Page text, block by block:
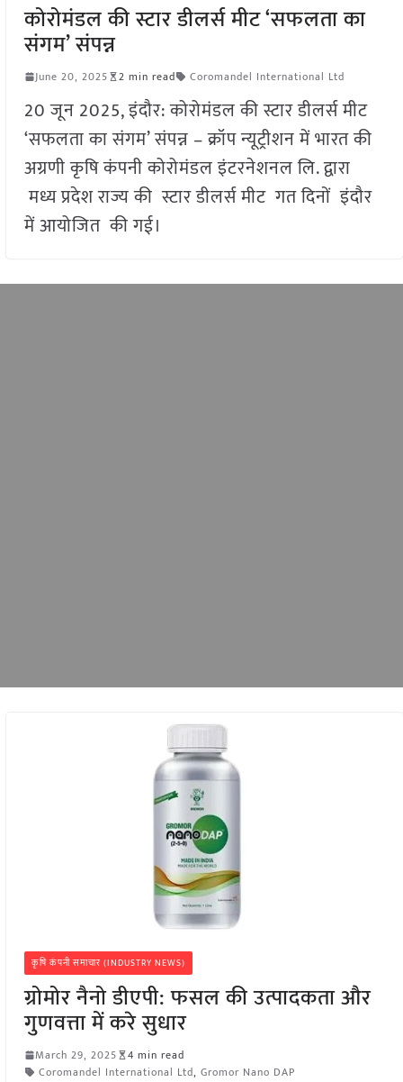
कोरोमंडल की स्टार डीलर्स मीट ‘सफलता का
संगम’ संपन्न
June 20, 2025 2 min read Coromandel International Ltd
20 जून 2025, इंदौर: कोरोमंडल की स्टार डीलर्स मीट
‘सफलता का संगम’ संपन्न – क्रॉप न्यूट्रीशन में भारत की
अग्रणी कृषि कंपनी कोरोमंडल इंटरनेशनल लि. द्वारा
मध्य प्रदेश राज्य की स्टार डीलर्स मीट गत दिनों इंदौर
में आयोजित की गई।
कृषि कंपनी समाचार (INDUSTRY NEWS)
ग्रोमोर नैनो डीएपी: फसल की उत्पादकता और
गुणवत्ता में करे सुधार
March 29, 2025
4 min read
Coromandel International Ltd, Gromor Nano DAP